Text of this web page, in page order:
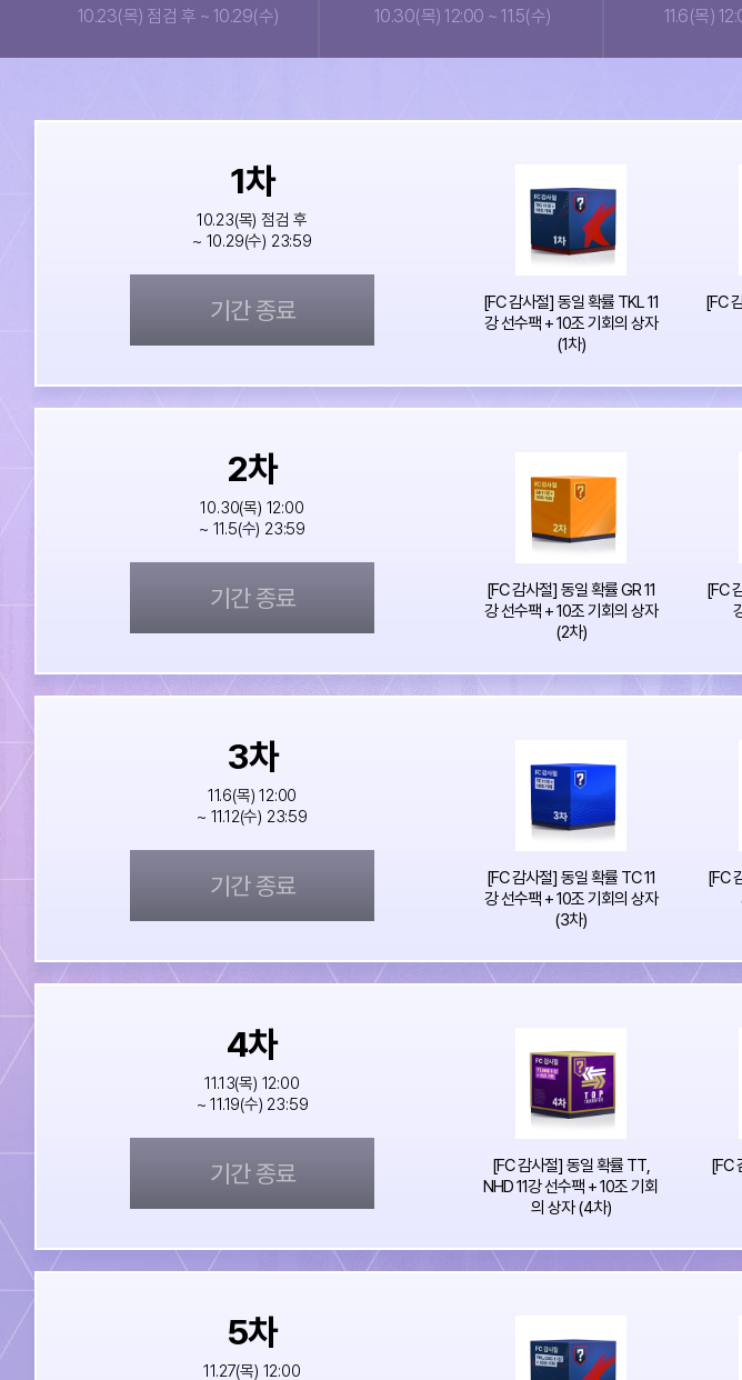
10.23(목) 점검 후 ~ 10.29(수) 10.30(목) 12:00 ~ 11.5(수) 11.6(목)
1차
10.23(목) 점검 후
~ 10.29(수) 23:59
기간 종료
[FC 감사절] 동일 확률 TKL 11
강 선수팩 + 10조 기회의 상자
(1차)
[FC
2차
10.30(목) 12:00
~ 11.5(수) 23:59
기간 종료
[FC 감사절] 동일 확률 GR 11
강 선수팩 + 10조 기회의 상자
(2차)
[FC
3차
11.6(목) 12:00
~ 11.12(수) 23:59
기간 종료
[FC 감사절] 동일 확률 TC 11
강 선수팩 + 10조 기회의 상자
(3차)
[FC
4차
11.13(목) 12:00
~ 11.19(수) 23:59
기간 종료
[FC 감사절] 동일 확률 TT,
NHD 11강 선수팩 + 10조 기회
의 상자 (4차)
[FC
5차
11.27(목) 12:00